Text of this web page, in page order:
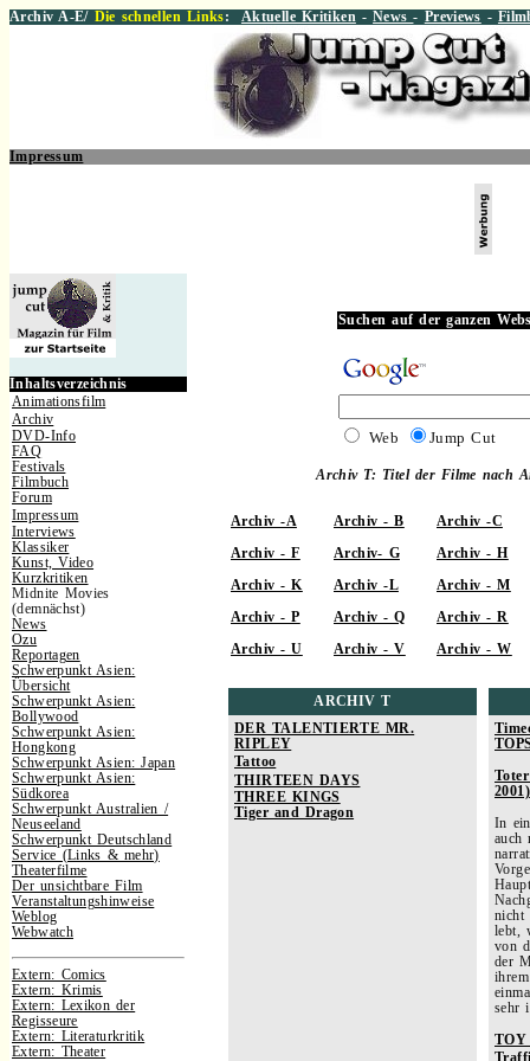
Archiv A-E/ Die schnellen Links: Aktuelle Kritiken-News- Previews -
Impressum
Inhaltsverzeichnis
Animationsfilm
Archiv
DVD-Info
FAQ
Festivals
Filmbuch
Forum
Impressum
Interviews
Klassiker
Kunst, Video
Kurzkritiken
Midnite Movies
(demnächst)
News
Ozu
Reportagen
Schwerpunkt Asien:
Übersicht
Schwerpunkt Asien:
Bollywood
Schwerpunkt Asien:
Hongkong
Schwerpunkt Asien: Japan
Schwerpunkt Asien:
Südkorea
Schwerpunkt Australien /
Neuseeland
Schwerpunkt Deutschland
Service (Links & mehr)
Theaterfilme
Der unsichtbare Film
Veranstaltungshinweise
Weblog
Webwatch
Extern: Comics
Extern: Krimis
Extern: Lexikon der
Regisseure
Extern: Literaturkritik
Extern: Theater
Suchen auf der ganzen
Web Jump Cut
Archiv T: Titel der Filme nach
Archiv -A Archiv - B Archiv -C
Archiv - F Archiv- G Archiv - H
Archiv - K Archiv -L Archiv - M
Archiv - P Archiv - Q Archiv - R
Archiv - U Archiv - V Archiv - W
ARCHIV T
DER TALENTIERTE MR.
RIPLEY
Tattoo
THIRTEEN DAYS
THREE KINGS
Tiger and Dragon
2001)
In
auch
nicht
lebt,
von
der
sehr
TOY